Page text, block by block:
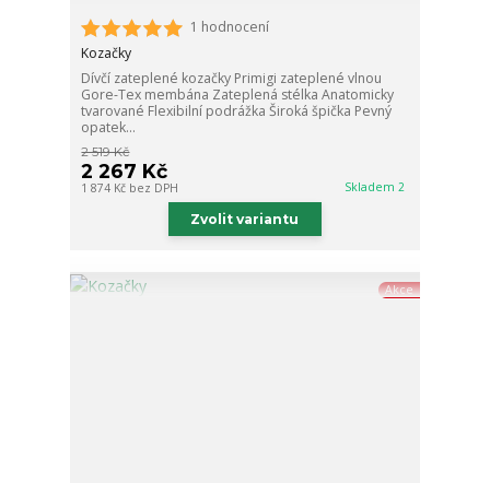
1 hodnocení
Kozačky
Dívčí zateplené kozačky Primigi zateplené vlnou
Gore-Tex membána Zateplená stélka Anatomicky
tvarované Flexibilní podrážka Široká špička Pevný
opatek...
2 519 Kč
2 267 Kč
1 874 Kč bez DPH Skladem 2
Zvolit variantu
Akce